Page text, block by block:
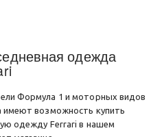
одежда
Формула 1 и моторных видов
имеют возможность купить
одежду Ferrari в нашем